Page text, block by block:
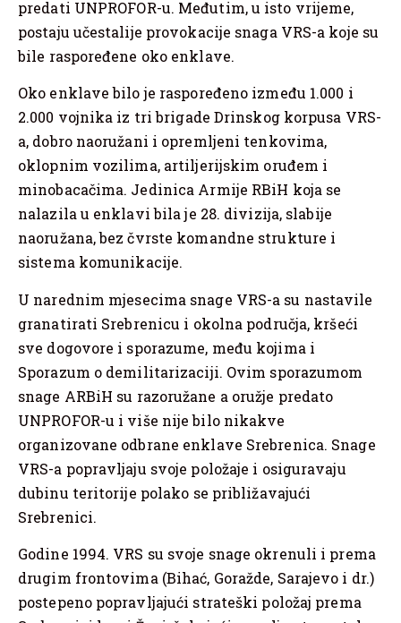
predati UNPROFOR-u. Međutim, u isto vrijeme,
postaju učestalije provokacije snaga VRS-a koje su
bile raspoređene oko enklave.
Oko enklave bilo je raspoređeno između 1.000 i
2.000 vojnika iz tri brigade Drinskog korpusa VRS-
a, dobro naoružani i opremljeni tenkovima,
oklopnim vozilima, artiljerijskim oruđem i
minobacačima. Jedinica Armije RBiH koja se
nalazila u enklavi bila je 28. divizija, slabije
naoružana, bez čvrste komandne strukture i
sistema komunikacije.
U narednim mjesecima snage VRS-a su nastavile
granatirati Srebrenicu i okolna područja, kršeći
sve dogovore i sporazume, među kojima i
Sporazum o demilitarizaciji. Ovim sporazumom
snage ARBiH su razoružane a oružje predato
UNPROFOR-u i više nije bilo nikakve
organizovane odbrane enklave Srebrenica. Snage
VRS-a popravljaju svoje položaje i osiguravaju
dubinu teritorije polako se približavajući
Srebrenici.
Godine 1994. VRS su svoje snage okrenuli i prema
drugim frontovima (Bihać, Goražde, Sarajevo i dr.)
postepeno popravljajući strateški položaj prema